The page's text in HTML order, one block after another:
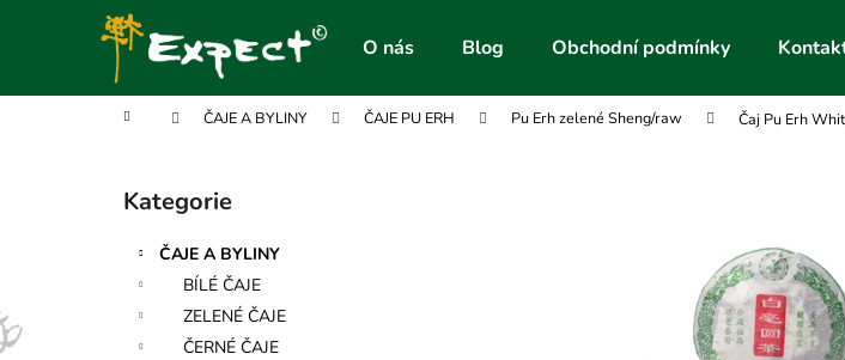
O nás Blog Obchodní podmínky
Domů ČAJE A BYLINY ČAJE PU ERH Pu Erh zelené Sheng/raw Čaj Pu Erh
Přeskočit
kategorie
Kategorie
ČAJE A BYLINY
BÍLÉ ČAJE
ZELENÉ ČAJE
ČERNÉ ČAJE
í
Zpět
do
Zpět
do
Co potřebujete najít?
Doporučujeme